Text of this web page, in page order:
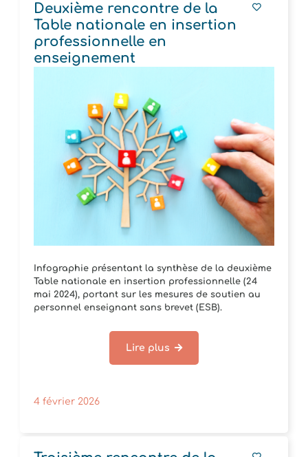
Deuxième rencontre de la
Table nationale en insertion
professionnelle en
enseignement
Infographie présentant la synthèse de la deuxième
Table nationale en insertion professionnelle (24
mai 2024), portant sur les mesures de soutien au
personnel enseignant sans brevet (ESB).
Lire plus
4 février 2026